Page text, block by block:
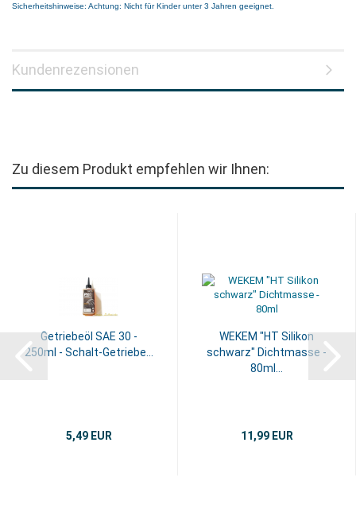
Sicherheitshinweise: Achtung: Nicht für Kinder unter 3 Jahren geeignet.
Kundenrezensionen
Zu diesem Produkt empfehlen wir Ihnen:
Getriebeöl SAE 30 -
250ml - Schalt-Getriebe...
5,49 EUR
WEKEM "HT Silikon
schwarz" Dichtmasse -
80ml...
11,99 EUR